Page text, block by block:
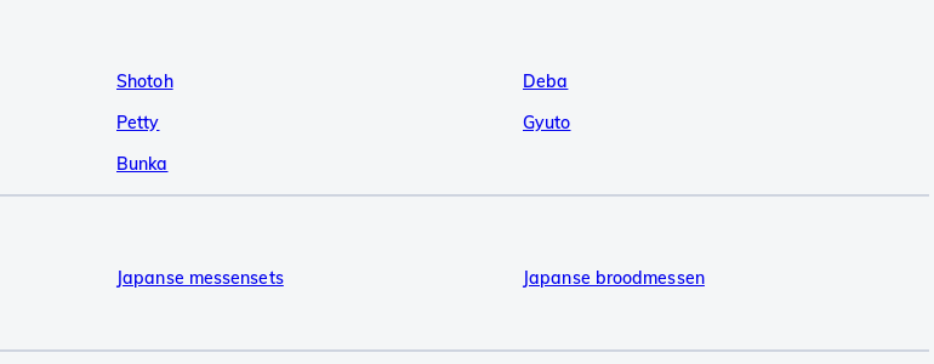
Shotoh
Deba
Petty
Gyuto
Bunka
Japanse messensets
Japanse broodmessen